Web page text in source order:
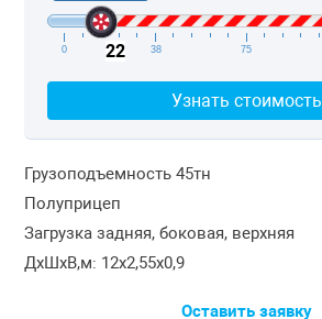
0 38 75
22
Узнать стоимость
Грузоподъемность 45тн
Полуприцеп
Загрузка задняя, боковая, верхняя
ДxШxВ,м: 12x2,55x0,9
Оставить заявку